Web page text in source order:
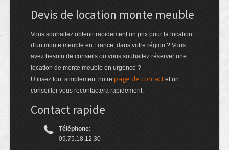
Devis de location monte meuble
Vous souhaitez obtenir rapidement un prix pour la location
d'un monte meuble en France, dans votre région ? Vous
avez besoin de conseils ou vous souhaitez réserver une
location de monte meuble en urgence ?
Utilisez tout simplement notre page de contact et un
conseiller vous recontactera rapidement.
Contact rapide
Téléphone:
09.75.18.12.30